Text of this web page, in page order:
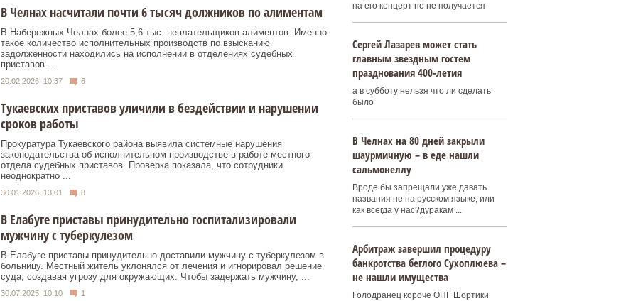
В Челнах насчитали почти 6 тысяч должников по алиментам
В Набережных Челнах более 5,6 тыс. неплательщиков алиментов. Именно
такое количество исполнительных производств по взысканию
задолженности находились на исполнении в отделениях судебных
приставов ...
20.02.2026, 10:37 6
Тукаевских приставов уличили в бездействии и нарушении
сроков работы
Прокуратура Тукаевского района выявила системные нарушения
законодательства об исполнительном производстве в работе местного
отдела судебных приставов. Проверка показала, что сотрудники
неоднократно ...
30.01.2026, 13:01 8
В Елабуге приставы принудительно госпитализировали
мужчину с туберкулезом
В Елабуге приставы принудительно доставили мужчину с туберкулезом в
больницу. Местный житель уклонялся от лечения и игнорировал решение
суда, создавая угрозу для окружающих. Чтобы задержать мужчину, ...
30.07.2025, 10:10 1
на его концерт но не получается
Сергей Лазарев может стать
главным звездным гостем
празднования 400‑летия
а в субботу нельзя что ли сделать
было
В Челнах на 80 дней закрыли
шаурмичную – в еде нашли
сальмонеллу
Вроде бы запрещали уже давать
названия не на русском языке, или
как всегда у нас?дуракам ...
Арбитраж завершил процедуру
банкротства беглого Сухоплюева –
не нашли имущества
Голодранец короче ОПГ Шортики